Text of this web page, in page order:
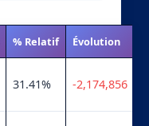
% Relatif Évolution
31.41% -2,174,856